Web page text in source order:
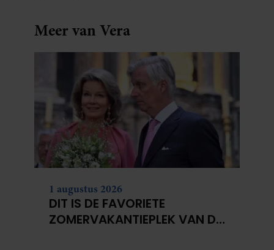
Meer van Vera
1 augustus 2026
DIT IS DE FAVORIETE
ZOMERVAKANTIEPLEK VAN DE